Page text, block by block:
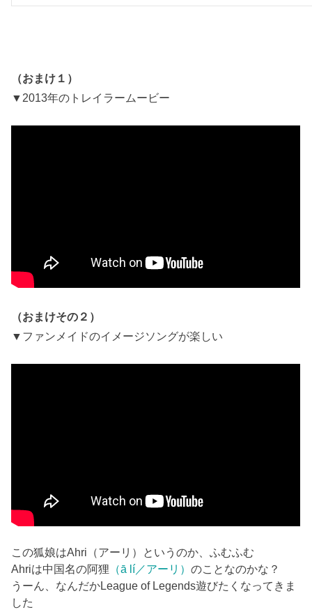
（おまけ１）
▼2013年のトレイラームービー
（おまけその２）
▼ファンメイドのイメージソングが楽しい
この狐娘はAhri（アーリ）というのか、ふむふむ
Ahriは中国名の阿狸 （ā lí／アーリ）のことなのかな？
うーん、なんだかLeague of Legends遊びたくなってきま
した